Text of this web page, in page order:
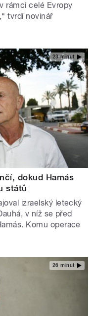
rámci celé Evropy
tvrdí novinář
23 minut
dokud Hamás
států
izraelský letecký
v níž se před
Komu operace
26 minut